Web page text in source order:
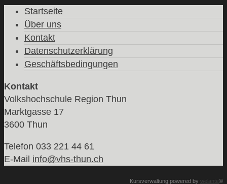
Startseite
Über uns
Kontakt
Datenschutzerklärung
Geschäftsbedingungen
Kontakt
Volkshochschule Region Thun
Marktgasse 17
3600 Thun
Telefon 033 221 44 61
E-Mail info@vhs-thun.ch
Kursverwaltung powered by welante ©